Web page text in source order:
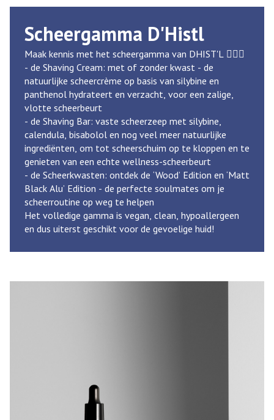
Scheergamma D'Histl
Maak kennis met het scheergamma van DHIST'L 🧔🏻‍♂️
- de Shaving Cream: met of zonder kwast - de
natuurlijke scheercrème op basis van silybine en
panthenol hydrateert en verzacht, voor een zalige,
vlotte scheerbeurt
- de Shaving Bar: vaste scheerzeep met silybine,
calendula, bisabolol en nog veel meer natuurlijke
ingrediënten, om tot scheerschuim op te kloppen en te
genieten van een echte wellness-scheerbeurt
- de Scheerkwasten: ontdek de ‘Wood’ Edition en ‘Matt
Black Alu’ Edition - de perfecte soulmates om je
scheerroutine op weg te helpen
Het volledige gamma is vegan, clean, hypoallergeen
en dus uiterst geschikt voor de gevoelige huid!